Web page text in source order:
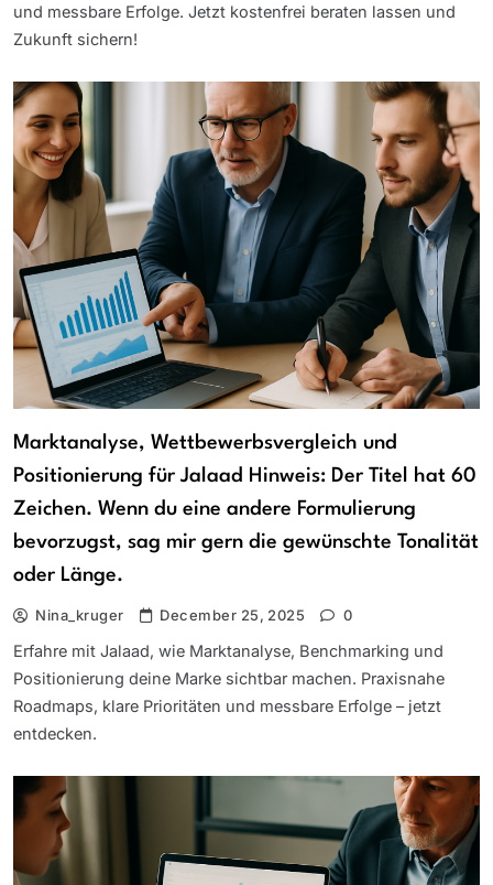
und messbare Erfolge. Jetzt kostenfrei beraten lassen und
Zukunft sichern!
Marktanalyse, Wettbewerbsvergleich und
Positionierung für Jalaad Hinweis: Der Titel hat 60
Zeichen. Wenn du eine andere Formulierung
bevorzugst, sag mir gern die gewünschte Tonalität
oder Länge.
Nina_kruger December 25, 2025 0
Erfahre mit Jalaad, wie Marktanalyse, Benchmarking und
Positionierung deine Marke sichtbar machen. Praxisnahe
Roadmaps, klare Prioritäten und messbare Erfolge – jetzt
entdecken.